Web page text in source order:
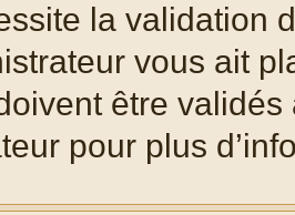
la validation
vous ait
être validés
pour plus